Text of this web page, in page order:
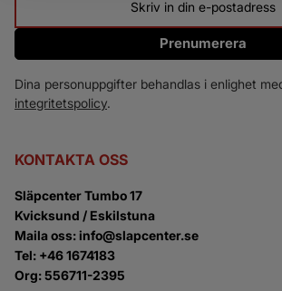
Prenumerera
Dina personuppgifter behandlas i enlighet
integritetspolicy.
KONTAKTA OSS
Släpcenter Tumbo 17
Kvicksund / Eskilstuna
Maila oss: info@slapcenter.se
Tel: +46 1674183
Org: 556711-2395